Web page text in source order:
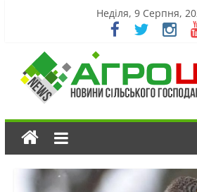
Неділя, 9 Серпня,